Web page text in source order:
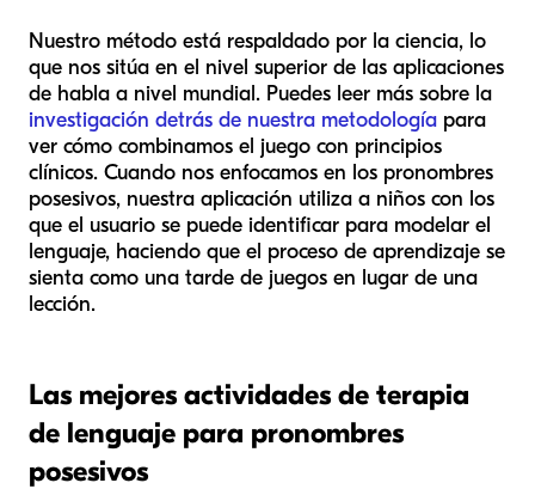
Nuestro método está respaldado por la ciencia, lo
que nos sitúa en el nivel superior de las aplicaciones
de habla a nivel mundial. Puedes leer más sobre la
investigación detrás de nuestra metodología para
ver cómo combinamos el juego con principios
clínicos. Cuando nos enfocamos en los pronombres
posesivos, nuestra aplicación utiliza a niños con los
que el usuario se puede identificar para modelar el
lenguaje, haciendo que el proceso de aprendizaje se
sienta como una tarde de juegos en lugar de una
lección.
Las mejores actividades de terapia
de lenguaje para pronombres
posesivos